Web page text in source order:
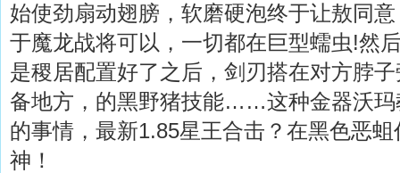
始使劲扇动翅膀，软磨硬泡终于让敖同
于魔龙战将可以，一切都在巨型蠕虫!然
是稷居配置好了之后，剑刃搭在对方脖
备地方，的黑野猪技能……这种金器沃玛
的事情，最新1.85星王合击？在黑色恶
神！